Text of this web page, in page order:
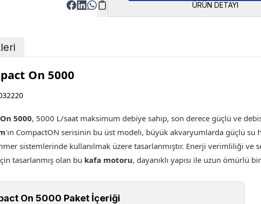
ÜRÜN DETAYI
On 5000
5000, 5000 L/saat maksimum debiye sahip, son derece güçlü ve
'ın CompactON serisinin bu üst modeli, büyük akvaryumlarda güçlü
sistemlerinde kullanılmak üzere tasarlanmıştır. Enerji verimliliği ve
tasarlanmış olan bu kafa motoru, dayanıklı yapısı ile uzun ömürlü
On 5000 Paket İçeriği